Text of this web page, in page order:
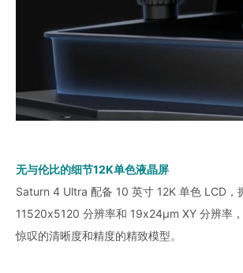
无与伦比的细节12K单色液晶屏
Saturn 4 Ultra 配备 10 英寸 12K 单色 LCD，
11520x5120 分辨率和 19x24μm XY 分辨率
惊叹的清晰度和精度的精致模型。